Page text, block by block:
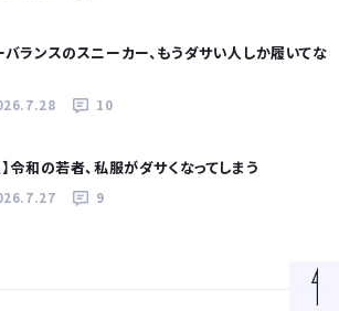
バランスのスニーカー、もうダサい人しか履いてな
10
】令和の若者、私服がダサくなってしまう
9